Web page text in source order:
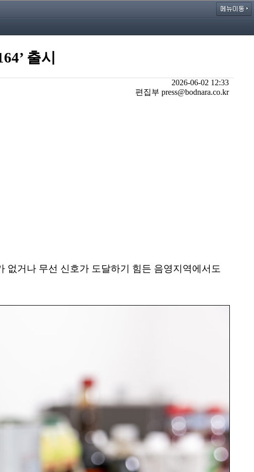
출시
2026-06-02 12:33
편집부 press@bodnara.co.kr
없거나 무선 신호가 도달하기 힘든 음영지역에서도